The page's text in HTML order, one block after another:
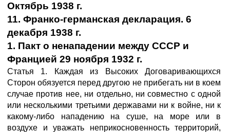
Октябрь 1938 г.
11. Франко-германская декларация. 6
декабря 1938 г.
1. Пакт о ненападении между СССР и
Францией 29 ноября 1932 г.
Статья 1. Каждая из Высоких Договаривающихся
Сторон обязуется перед другою не прибегать ни в коем
случае против нее, ни отдельно, ни совместно с одной
или несколькими третьими державами ни к войне, ни к
какому-либо нападению на суше, на море или в
воздухе и уважать неприкосновенность территорий,